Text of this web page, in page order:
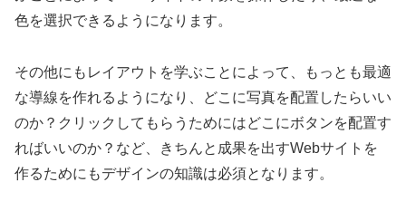
色を選択できるようになります。
その他にもレイアウトを学ぶことによって、もっとも最適
な導線を作れるようになり、どこに写真を配置したらいい
のか？クリックしてもらうためにはどこにボタンを配置す
ればいいのか？など、きちんと成果を出すWebサイトを
作るためにもデザインの知識は必須となります。